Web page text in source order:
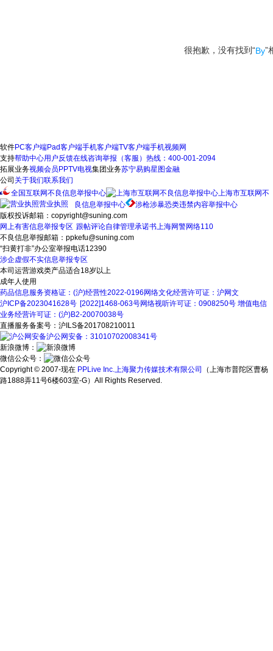
很抱歉，没有找到“By”
软件PC客户端Pad客户端手机客户端TV客户端手机视频网
支持帮助中心用户反馈在线咨询举报（客服）热线：400-001-2094
拓展业务视频会员 PPTV电视集团业务苏宁易购星图金融
公司 关于我们联系我们
全国互联网不良信息举报中心
上海市互联网不
良信息举报中心
涉枪涉暴恐类违禁内容举报中心
营业执照
版权投诉邮箱：copyright@suning.com
跟帖评论自律管理承诺书
网上有害信息举报专区
上海网警网络110
不良信息举报邮箱：ppkefu@suning.com
“扫黄打非”办公室举报电话12390
涉企虚假不实信息举报专区
本司运营游戏类产品适合18岁以上
成年人使用
药品信息服务资格证：(沪)经营性2022-0196 网络文化经营许可证：沪网文
[2022]1468-063号
沪ICP备2023041628号 网络视听许可证：0908250号 增值电信
业务经营许可证：(沪)B2-20070038号
直播服务备案号：沪ILS备201708210011
沪公网安备：31010702008341号
新浪微博：
微信公众号：
Copyright © 2007-现在 PPLive Inc.上海聚力传媒技术有限公司
（上海市普陀区曹杨
路1888弄11号6楼603室-G）All Rights Reserved.